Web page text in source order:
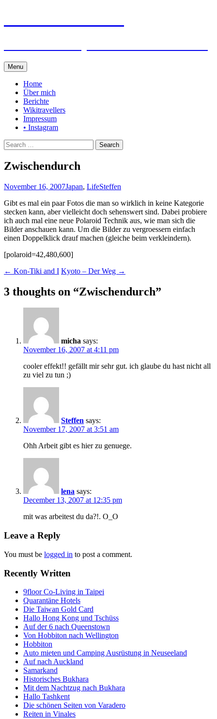
Menu Skip
to
content
Home
Über mich
Berichte
Wikitravellers
Impressum
• Instagram
Search
for:
Zwischendurch
November 16, 2007Japan, LifeSteffen
Gibt es mal ein paar Fotos die man so wirklich in keine Kategorie
stecken kann, aber vielleicht doch sehenswert sind. Dabei probiere
ich auch mal eine neue Polaroid Technik aus, wie man sich die
Bilder anschauen kann. Um die Bilder zu vergroessern einfach
einen Doppelklick drauf machen (gleiche beim verkleindern).
[polaroid=42,480,600]
Post
navigation
← Kon-Tiki and I Kyoto – Der Weg →
3 thoughts on “Zwischendurch”
micha says:
November 16, 2007 at 4:11 pm
cooler effekt!! gefällt mir sehr gut. ich glaube du hast nicht all
zu viel zu tun ;)
Steffen says:
November 17, 2007 at 3:51 am
Ohh Arbeit gibt es hier zu genuege.
lena says:
December 13, 2007 at 12:35 pm
mit was arbeitest du da?!. O_O
Leave a Reply
You must be logged in to post a comment.
Recently Written
9floor Co-Living in Taipei
Quarantäne Hotels
Die Taiwan Gold Card
Hallo Hong Kong und Tschüss
Auf der 6 nach Queenstown
Von Hobbiton nach Wellington
Hobbiton
Auto mieten und Camping Ausrüstung in Neuseeland
Auf nach Auckland
Samarkand
Historisches Bukhara
Mit dem Nachtzug nach Bukhara
Hallo Tashkent
Die schönen Seiten von Varadero
Reiten in Vinales